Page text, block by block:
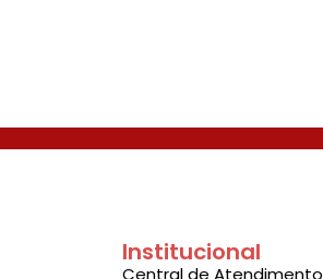
Institucional
Central de Atendimento